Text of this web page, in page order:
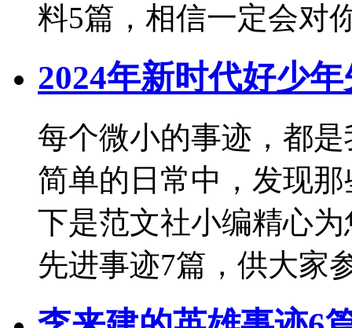
料5篇，相信一定会对
2024年新时代好少
每个微小的事迹，都
简单的日常中，发现
下是范文社小编精心
先进事迹7篇，供大家